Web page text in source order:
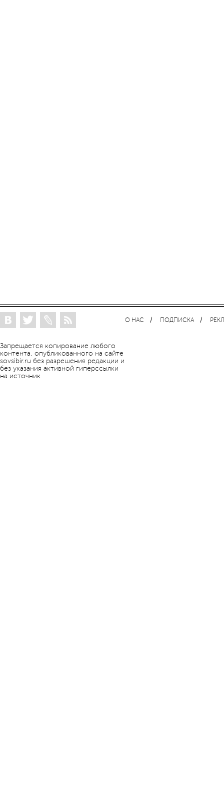
Запрещается копирование любого
контента, опубликованного на сайте
sovsibir.ru без разрешения редакции и
без указания активной гиперссылки
на источник
О НАС ПОДПИСКА